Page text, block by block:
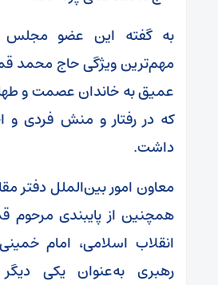
به گفته این عضو مجلس
مهم‌ترین ویژگی حاج محمد
عمیق به خاندان عصمت و
که در رفتار و منش فردی و
داشت.
معاون امور بین‌الملل دفتر
همچنین از پایبندی مرحوم
انقلاب اسلامی، امام
رهبری به‌عنوان یکی